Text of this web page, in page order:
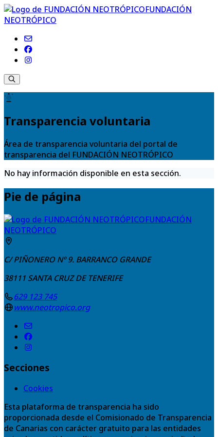
FUNDACIÓN
NEOTRÓPICO
Transparencia voluntaria
Área de transparencia voluntaria del portal de
transparencia del FUNDACIÓN NEOTRÓPICO
No hay información disponible en esta sección.
Pie de página
FUNDACIÓN
NEOTRÓPICO
C/ PIÑONERO Nº 9. BARRANCO GRANDE
38111 SANTA CRUZ DE TENERIFE
629 123 745
www.neotropico.org
Secciones
Cookies
Esta plataforma de transparencia ha sido
proporcionada desde el Comisionado de Transparencia
de Canarias con carácter gratuito para las entidades